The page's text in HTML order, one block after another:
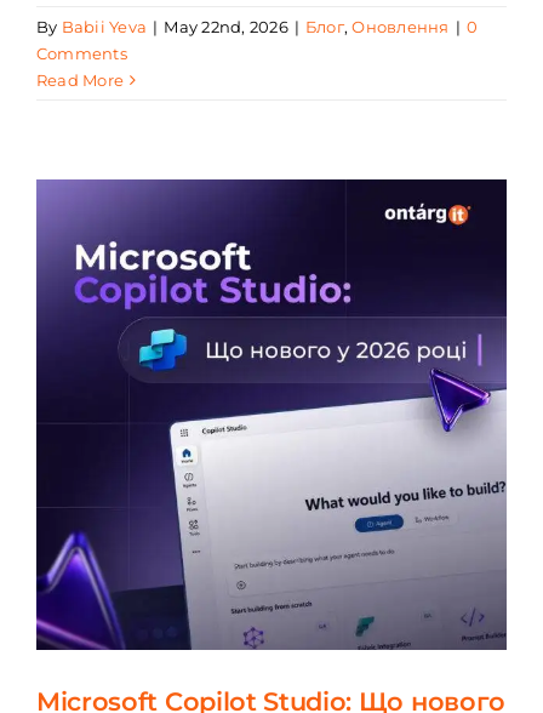
By Babii Yeva | May 22nd, 2026 | Блог,Оновлення | 0
Comments
Read More
Microsoft Copilot Studio: Що нового